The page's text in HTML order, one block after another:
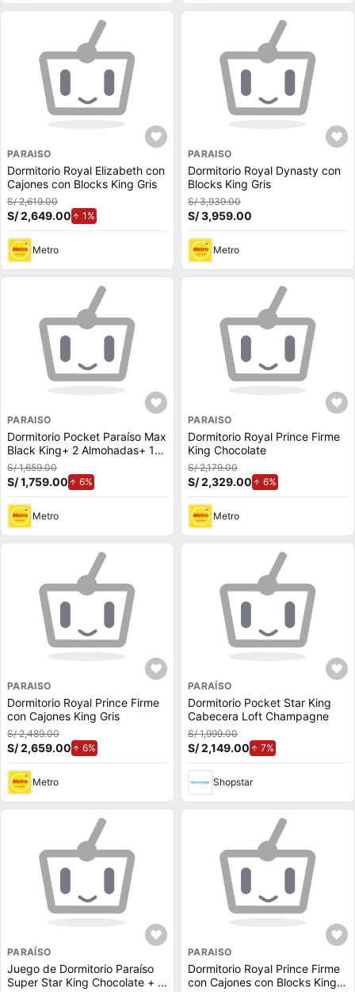
PARAISO
Dormitorio Royal Elizabeth con
Cajones con Blocks King Gris
S/ 2,619.00
S/ 2,649.00 1%
Metro
PARAISO
Dormitorio Royal Dynasty con
Blocks King Gris
S/ 3,939.00
S/ 3,959.00
Metro
PARAISO
Dormitorio Pocket Paraíso Max
Black King+ 2 Almohadas+ 1
Protector
S/ 1,659.00
S/ 1,759.00 6%
Metro
PARAISO
Dormitorio Royal Prince Firme
King Chocolate
S/ 2,179.00
S/ 2,329.00 6%
Metro
PARAISO
Dormitorio Royal Prince Firme
con Cajones King Gris
S/ 2,489.00
S/ 2,659.00 6%
Metro
PARAÍSO
Dormitorio Pocket Star King
Cabecera Loft Champagne
S/ 1,999.00
S/ 2,149.00 7%
Shopstar
PARAÍSO
Juego de Dormitorio Paraíso
Super Star King Chocolate + 2
PARAISO
Dormitorio Royal Prince Firme
con Cajones con Blocks King